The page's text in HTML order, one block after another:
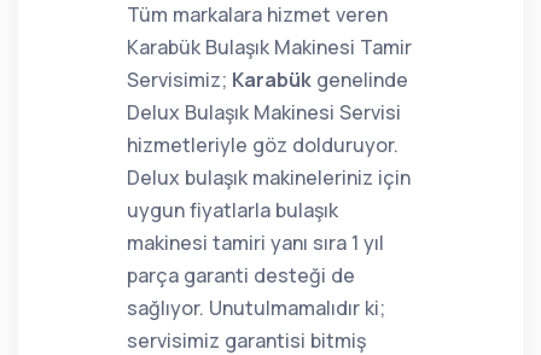
Tüm markalara hizmet veren
Karabük Bulaşık Makinesi Tamir
Servisimiz; Karabük genelinde
Delux Bulaşık Makinesi Servisi
hizmetleriyle göz dolduruyor.
Delux bulaşık makineleriniz için
uygun fiyatlarla bulaşık
makinesi tamiri yanı sıra 1 yıl
parça garanti desteği de
sağlıyor. Unutulmamalıdır ki;
servisimiz garantisi bitmiş